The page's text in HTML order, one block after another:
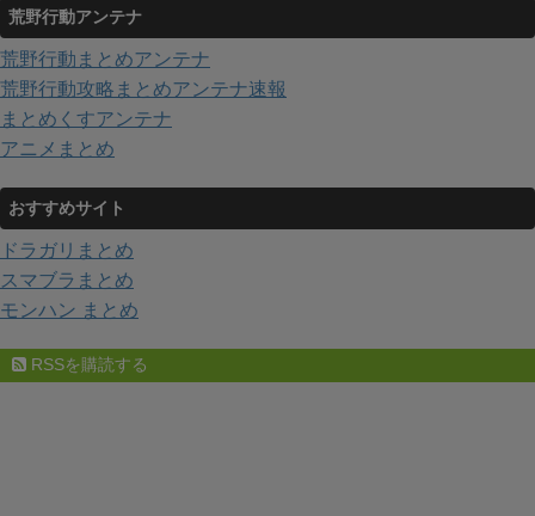
荒野行動アンテナ
荒野行動まとめアンテナ
荒野行動攻略まとめアンテナ速報
まとめくすアンテナ
アニメまとめ
おすすめサイト
ドラガリまとめ
スマブラまとめ
モンハン まとめ
RSSを購読する